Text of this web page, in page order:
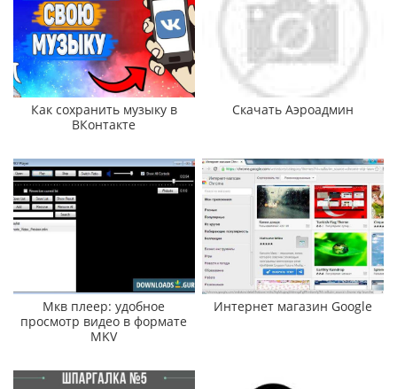
Как сохранить музыку в
ВКонтакте
Скачать Аэроадмин
Мкв плеер: удобное
просмотр видео в формате
MKV
Интернет магазин Google